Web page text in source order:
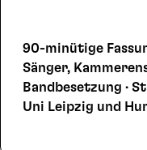
90-minütige
Sänger,
Bandbesetzung ·
Uni Leipzig und